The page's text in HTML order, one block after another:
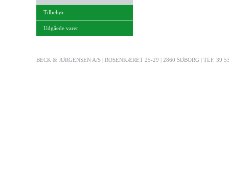
Tilbehør
Udgåede varer
BECK & JØRGENSEN A/S | ROSENKÆRET 25-29 | 2860 SØBORG | TLF. 39